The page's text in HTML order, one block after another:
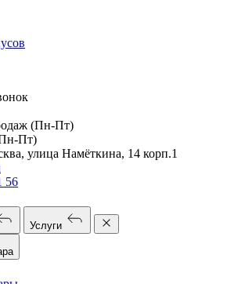
(Пн-Пт)
Пт)
улица Намёткина, 14 корп.1
56
Услуги